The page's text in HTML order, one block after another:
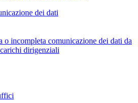
dei dati
o incompleta comunicazione dei dati da
dirigenziali